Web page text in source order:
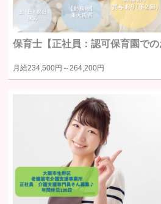
します。
提供の手段又は方法書面もしくは電磁
信。ただし、以下の場合は、関係法令に
の同意なく個人情報を提供することがあ
人の生命、身体又は財産の保護のため
本人の同意を得るのが困難であるとき
公衆衛生の向上または児童の健全な育
ある場合であって、ユーザー本人の承
国の機関若しくは地方公共団体または
定める事務を遂行することに対して協力
ーザー本人の同意を得ることによりその
おそれがある場合
保育士【正社員：認可保育園で
月給234,500円～ 264,200円